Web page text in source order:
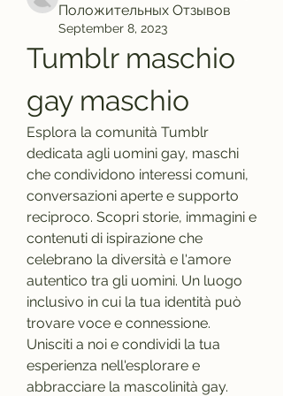
Положительных Отзывов
September 8, 2023
Tumblr maschio
gay maschio
Esplora la comunità Tumblr
dedicata agli uomini gay, maschi
che condividono interessi comuni,
conversazioni aperte e supporto
reciproco. Scopri storie, immagini e
contenuti di ispirazione che
celebrano la diversità e l'amore
autentico tra gli uomini. Un luogo
inclusivo in cui la tua identità può
trovare voce e connessione.
Unisciti a noi e condividi la tua
esperienza nell'esplorare e
abbracciare la mascolinità gay.